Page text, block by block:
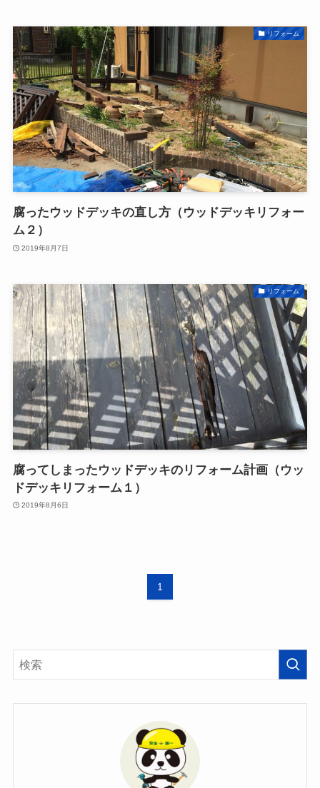
リフォーム
腐ったウッドデッキの直し方（ウッドデッキリフォー
ム２）
2019年8月7日
リフォーム
腐ってしまったウッドデッキのリフォーム計画（ウッ
ドデッキリフォーム１）
2019年8月6日
1